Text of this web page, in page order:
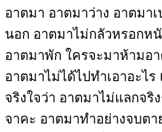
อาตมา อาตมาว่าง อาตมา
นอก อาตมาไม่กลัวหรอกห
อาตมาพัก ใครจะมาห้ามอา
อาตมาไม่ได้ไปทำเอาอะไร
จริงใจว่า อาตมาไม่แลกจริ
จาคะ อาตมาทำอย่างจบต